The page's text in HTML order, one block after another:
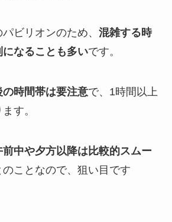
ビリオンのため、 混雑する時
なることも多いです。
時間帯は要注意で、1時間以上
す。
中や夕方以降は比較的スムー
のことなので、狙い目です